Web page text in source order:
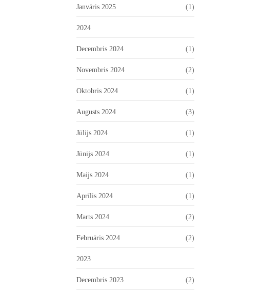
Janvāris 2025 (1)
2024
Decembris 2024 (1)
Novembris 2024 (2)
Oktobris 2024 (1)
Augusts 2024 (3)
Jūlijs 2024 (1)
Jūnijs 2024 (1)
Maijs 2024 (1)
Aprīlis 2024 (1)
Marts 2024 (2)
Februāris 2024 (2)
2023
Decembris 2023 (2)